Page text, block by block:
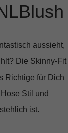
aussieht,
Die Skinny-Fit
Richtige für Dich
Stil und
ist.